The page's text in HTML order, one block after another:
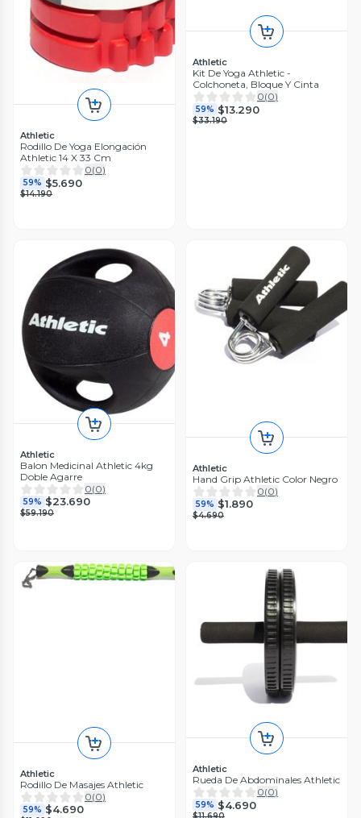
Athletic
Rodillo De Yoga Elongación
Athletic 14 X 33 Cm
0(0)
59% $5.690
$14.190
Athletic
Kit De Yoga Athletic -
Colchoneta, Bloque Y Cinta
0(0)
59% $13.290
$33.190
Athletic
Balon Medicinal Athletic 4kg
Doble Agarre
0(0)
59% $23.690
$59.190
Athletic
Hand Grip Athletic Color Negro
0(0)
59% $1.890
$4.690
Athletic
Rodillo De Masajes Athletic
0(0)
59% $4.690
Athletic
Rueda De Abdominales Athletic
0(0)
59% $4.690